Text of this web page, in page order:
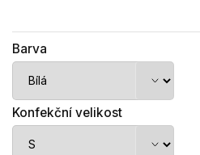
Barva
Konfekční velikost